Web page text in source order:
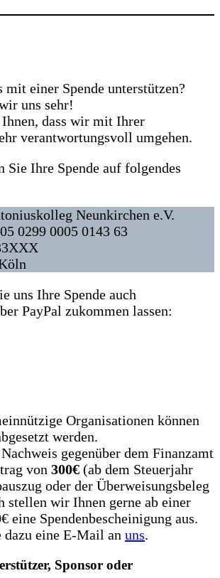
mit einer Spende unterstützen?
uns sehr!
dass wir mit Ihrer
verantwortungsvoll umgehen.
Sie Ihre Spende auf folgendes
Neunkirchen e.V.
0299 0005 0143 63
uns Ihre Spende auch
PayPal zukommen lassen:
Organisationen können
werden.
gegenüber dem Finanzamt
von 300€ (ab dem Steuerjahr
oder der Überweisungsbeleg
stellen wir Ihnen gerne ab einer
eine Spendenbescheinigung aus.
dazu eine E-Mail an uns.
Sponsor oder